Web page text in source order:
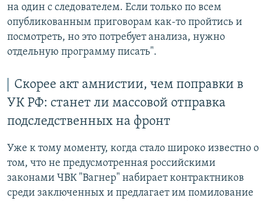
на один с следователем. Если только по всем
опубликованным приговорам как-то пройтись и
посмотреть, но это потребует анализа, нужно
отдельную программу писать".
Скорее акт амнистии, чем поправки в
УК РФ: станет ли массовой отправка
подследственных на фронт
Уже к тому моменту, когда стало широко известно о
том, что не предусмотренная российскими
законами ЧВК "Вагнер" набирает контрактников
среди заключенных и предлагает им помилование